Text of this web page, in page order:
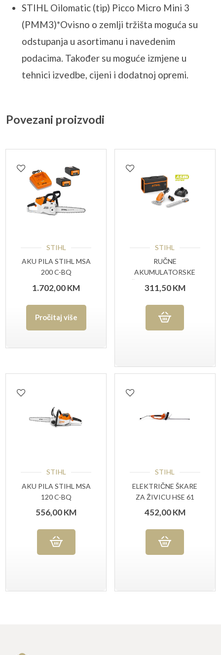
STIHL Oilomatic (tip) Picco Micro Mini 3
(PMM3)*Ovisno o zemlji tržišta moguća su
odstupanja u asortimanu i navedenim
podacima. Također su moguće izmjene u
tehnici izvedbe, cijeni i dodatnoj opremi.
Povezani proizvodi
STIHL
AKU PILA STIHL MSA
200 C-BQ
1.702,00KM
Pročitaj više
STIHL
RUČNE
AKUMULATORSKE
ŠKARE STIHL HSA 26
SET
311,50KM
STIHL
AKU PILA STIHL MSA
120 C-BQ
556,00KM
STIHL
ELEKTRIČNE ŠKARE
ZA ŽIVICU HSE 61
452,00KM